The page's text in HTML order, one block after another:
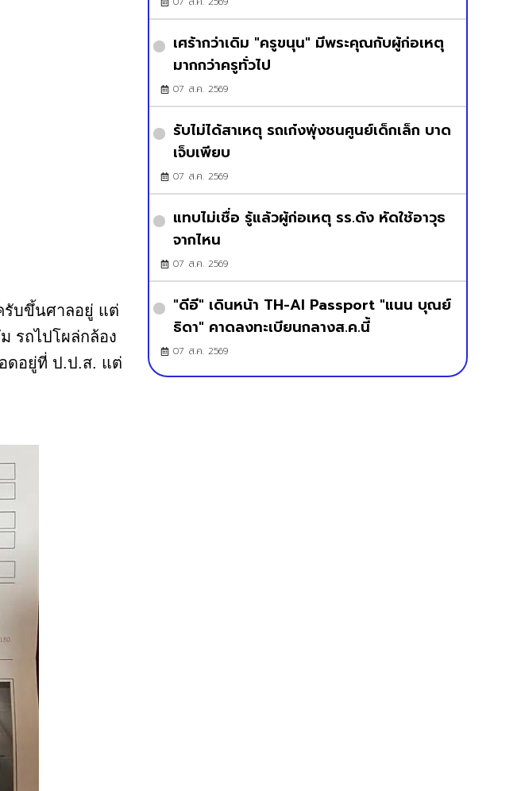
รับขึ้นศาลอยู่ แต่
รถไปโผล่กล้อง
ดอยู่ที่ ป.ป.ส. แต่
เศร้ากว่าเดิม "ครูขนุน" มีพระคุณกับผู้ก่อเหตุ
มากกว่าครูทั่วไป
07 ส.ค. 2569
รับไม่ได้สาเหตุ รถเก๋งพุ่งชนศูนย์เด็กเล็ก บาด
เจ็บเพียบ
07 ส.ค. 2569
แทบไม่เชื่อ รู้แล้วผู้ก่อเหตุ รร.ดัง หัดใช้อาวุธ
จากไหน
07 ส.ค. 2569
"ดีอี" เดินหน้า TH-AI Passport "แนน บุณย์
ธิดา" คาดลงทะเบียนกลางส.ค.นี้
07 ส.ค. 2569